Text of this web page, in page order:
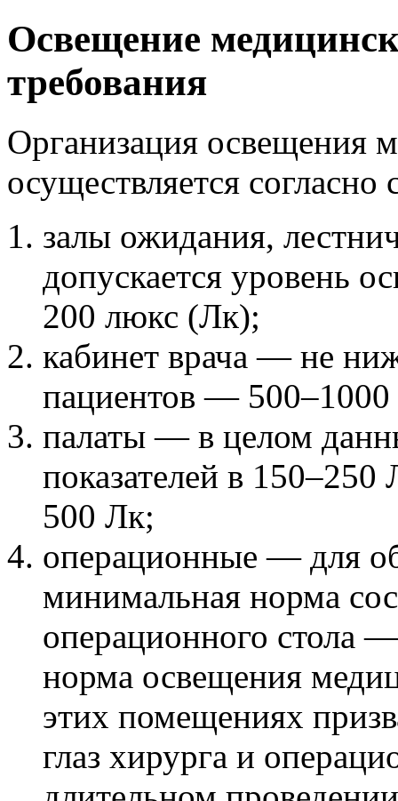
Освещение
требования
Организация освещения
осуществляется
залы ожидания,
допускается уровень
200 люкс (Лк);
кабинет врача — не
пациентов —
палаты — в целом
показателей в
500 Лк;
операционные — для
минимальная норма
операционного стола
норма освещения
этих помещениях
глаз хирурга и